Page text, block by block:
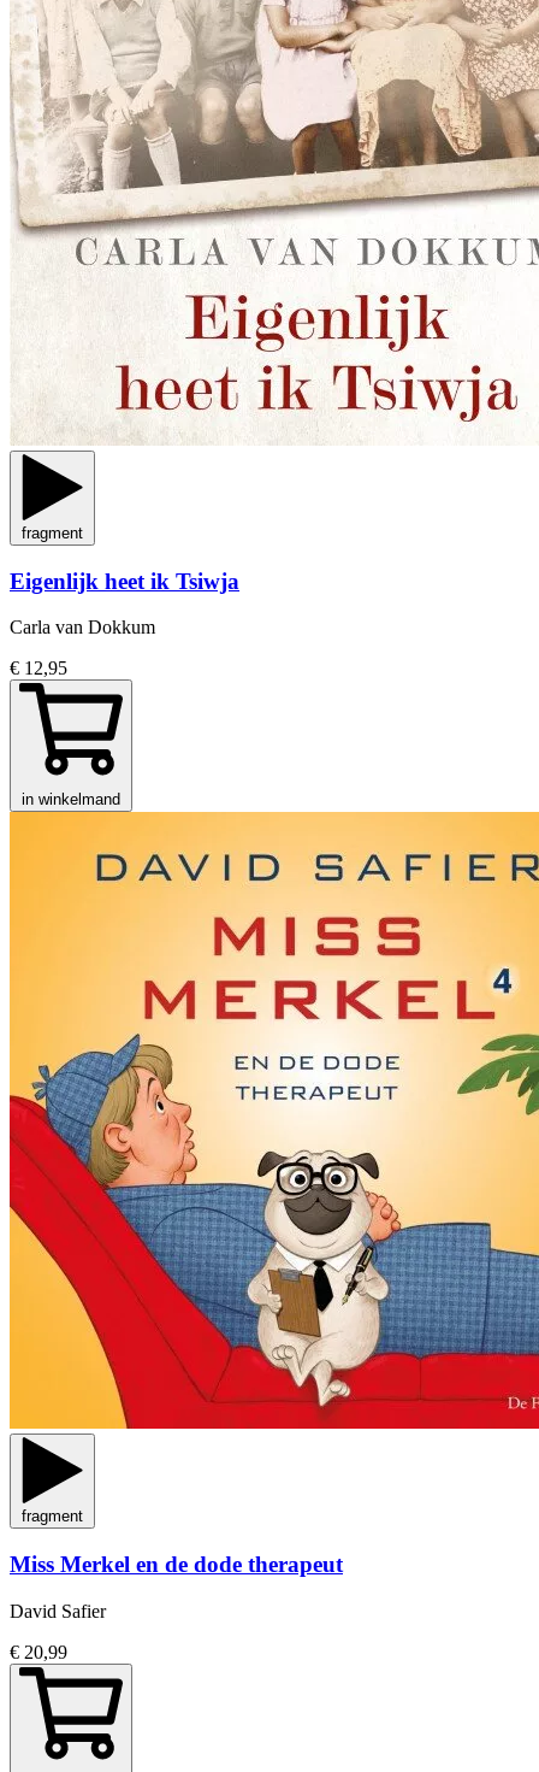
fragment
Eigenlijk heet ik Tsiwja
Carla van Dokkum
€ 12,95
in winkelmand
fragment
Miss Merkel en de dode therapeut
David Safier
€ 20,99